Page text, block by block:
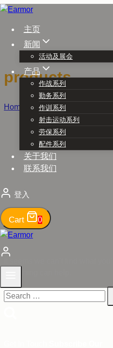
Skip
content主页
新闻
活动及展会
产品
作战系列
勤务系列
作训系列
射击运动系列
劳保系列
配件系列
关于我们
联系我们
登入
Cart 0
products
Home products
Search
for: